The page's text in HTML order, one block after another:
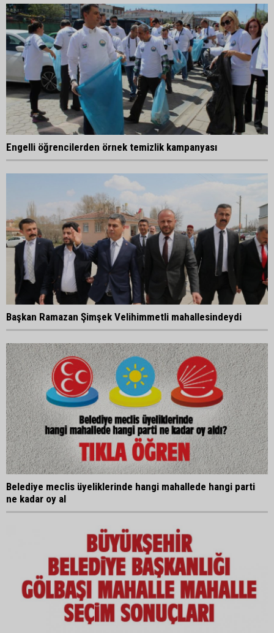
Engelli öğrencilerden örnek temizlik kampanyası
Başkan Ramazan Şimşek Velihimmetli mahallesindeydi
Belediye meclis üyeliklerinde hangi mahallede hangi parti
ne kadar oy al